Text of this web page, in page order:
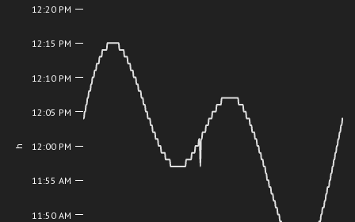
h
11:50 AM
11:55 AM
12:00 PM
12:05 PM
12:10 PM
12:15 PM
12:20 PM